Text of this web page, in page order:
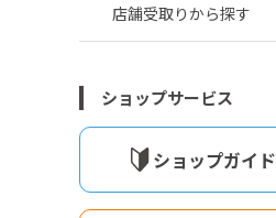
店舗受取りから探す
ショップサービス
ショップガイド